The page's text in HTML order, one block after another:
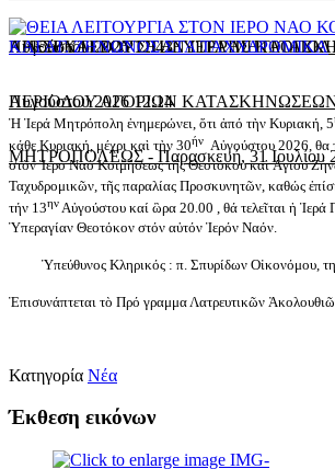
Αυγούστου 2026 12:43
ΠΡΕΣΒΥΤΕΡΟΥ ΣΤΗΝ ΙΕΡΑ
Αυγούστου 2026 12:14
ΛΗΞΗ ΚΑΙ ΕΟΡΤΗ ΔΕΥΤΕΡΗΣ
ΠΕΡΙΟΔΟΥ ΑΓΟΡΙΩΝ ΚΑΤΑΣΚΗΝΩΣΕΩΝ
ΜΗΤΡΟΠΟΛΕΩΣ-Παρασκευή, 31 Ιουλίου
Ἡ Ἱερά Μητρόπολη ἐνημερώνει, ὅτι ἀπό τὴν Κυριακή, 5
κάθε Κυριακή, μέχρι καὶ τὴν 30ήν Αὐγούστου 2026, θα
στὸν Ἱερό Ναό Κοιμήσεως τῆς Θεοτόκου καὶ Ἁγίου
Ταχυδρο­μικῶν, τῆς παραλίας Προσκυνητῶν, καθώς
τήν 13ην Αὐγούστου καί ὣρα 20.00 , θά τελεῖται ἡ Ἱερά
Ὑπεραγίαν Θεοτόκον στόν αὐτόν Ἱερόν Ναόν.
Ὑπεύθυνος Κληρικός : π. Σπυρίδων Οἰκονόμου,
Ἐπισυνάπτεται τὸ Πρό γραμμα Λατρευτικῶν
Κατηγορία Νέα
Έκθεση εικόνων